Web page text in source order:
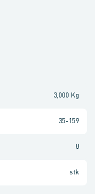
3,000 Kg
35-159
8
stk